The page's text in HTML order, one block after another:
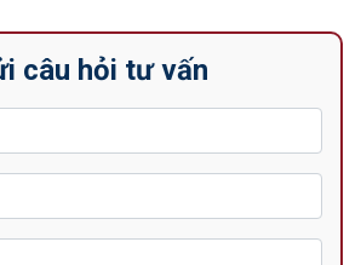
câu hỏi tư vấn